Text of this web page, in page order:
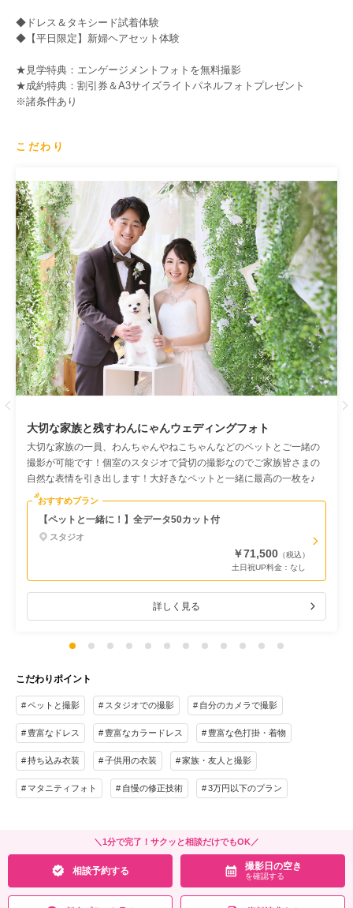
◆ドレス＆タキシード試着体験
◆【平日限定】新婦ヘアセット体験
★見学特典：エンゲージメントフォトを無料撮影
★成約特典：割引券＆A3サイズライトパネルフォトプレゼント
※諸条件あり
こだわり
大切な家族と残すわんにゃんウェディングフォト
大切な家族の一員、わんちゃんやねこちゃんなどのペットとご一緒の
撮影が可能です！個室のスタジオで貸切の撮影なのでご家族皆さまの
自然な表情を引き出します！大好きなペットと一緒に最高の一枚を♪
おすすめプラン
【ペットと一緒に！】全データ50カット付
スタジオ
￥71,500 （税込）
土日祝UP料金： なし
詳しく見る
こだわりポイント
ペットと撮影 スタジオでの撮影 自分のカメラで撮影
豊富なドレス 豊富なカラードレス 豊富な色打掛・着物
持ち込み衣装 子供用の衣装 家族・友人と撮影
マタニティフォト 自慢の修正技術 3万円以下のプラン
＼1分で完了！サクッと相談だけでもOK／
相談予約する 撮影日の空き
を確認する